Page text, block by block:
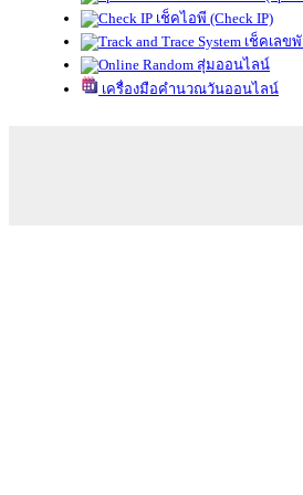
เช็คไอพี (Check IP)
เช็คเลข
สุ่มออนไลน์
เครื่องมือคำนวณวันออนไลน์